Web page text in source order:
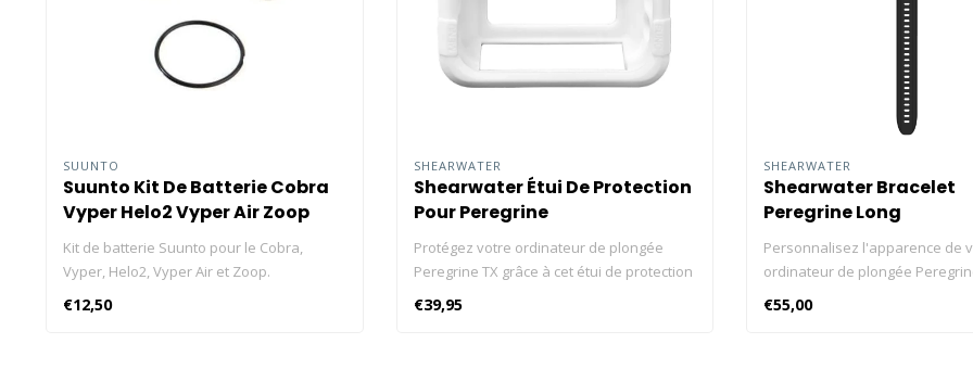
SUUNTO
Suunto Kit De Batterie Cobra
Vyper Helo2 Vyper Air Zoop
Kit de batterie Suunto pour le Cobra,
Vyper, Helo2, Vyper Air et Zoop.
€12,50
SHEARWATER
Shearwater Étui De Protection
Pour Peregrine
Protégez votre ordinateur de plongée
Peregrine TX grâce à cet étui de protection
durabilité et la longévité de votre
€39,95
SHEARWATER
Shearwater Bracelet
Peregrine Long
Personnalisez l'apparence de
ordinateur de plongée
coloré en option, disponible en
€55,00